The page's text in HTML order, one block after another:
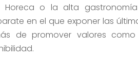
Horeca o la alta
en el que exponer las
de promover valores